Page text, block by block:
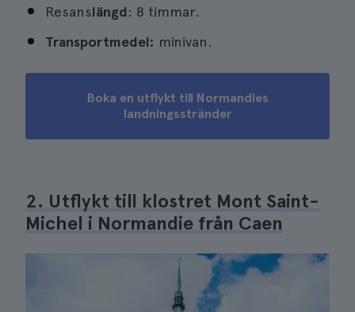
Resanslängd: 8 timmar.
Transportmedel: minivan.
Boka en utflykt till Normandies
landningsstränder
2. Utflykt till klostret Mont Saint-
Michel i Normandie från Caen